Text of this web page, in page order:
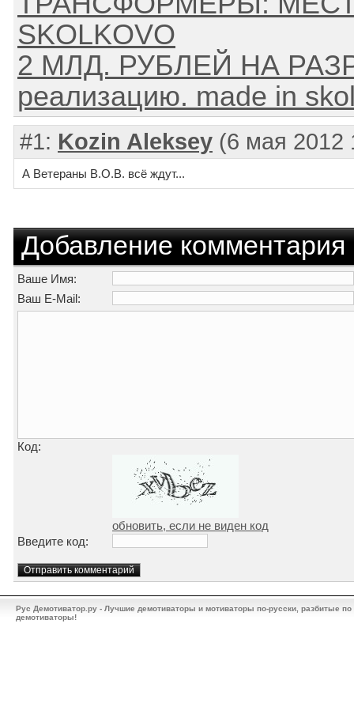
SKOLKOVO
2 МЛД. РУБЛЕЙ НА
реализацию. made in
#1: Kozin Aleksey (6 мая 2012
А Ветераны В.О.В. всё ждут...
Добавление комментария
Ваше Имя:
Ваш E-Mail:
Код:
обновить, если не виден код
Введите код:
Рус Демотиватор.ру - Лучшие демотиваторы и мотиваторы по-русски, разбитые
демотиваторы!